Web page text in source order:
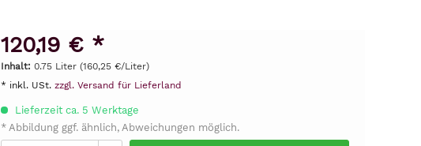
120,19 € *
Inhalt: 0.75 Liter (160,25 €/Liter)
* inkl. USt. zzgl. Versand für Lieferland
Lieferzeit ca. 5 Werktage
* Abbildung ggf. ähnlich, Abweichungen möglich.